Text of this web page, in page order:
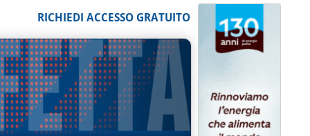
RICHIEDI ACCESSO GRATUITO